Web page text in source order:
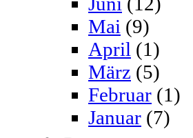
Mai (9)
April (1)
März (5)
Februar (1)
Januar (7)